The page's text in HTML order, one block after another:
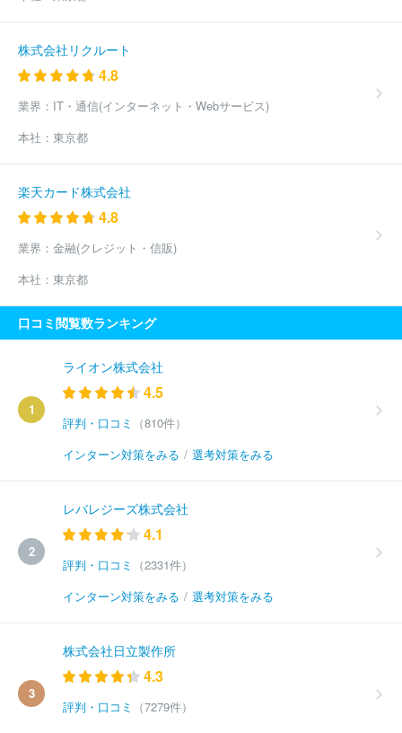
株式会社リクルート
4.8
業界： IT・通信(インターネット・Webサービス)
本社： 東京都
楽天カード株式会社
4.8
業界： 金融(クレジット・信販)
本社： 東京都
口コミ閲覧数ランキング
1
ライオン株式会社
4.5
評判・口コミ
（810件）
インターン対策をみる / 選考対策をみる
2
レバレジーズ株式会社
4.1
評判・口コミ
（2331件）
インターン対策をみる / 選考対策をみる
3
株式会社日立製作所
4.3
評判・口コミ
（7279件）